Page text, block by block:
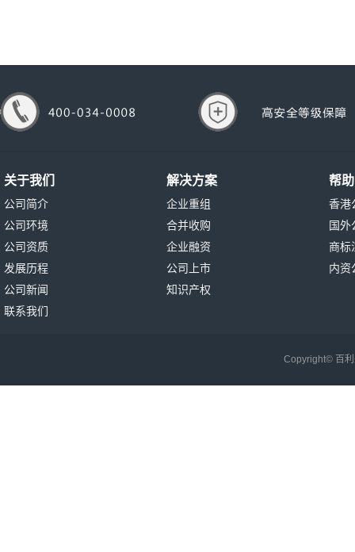
关于我们
公司简介
公司环境
公司资质
发展历程
公司新闻
联系我们
解决方案
企业重组
合并收购
企业融资
公司上市
知识产权
帮
香港
国外
商标
内资
Copyright© 百